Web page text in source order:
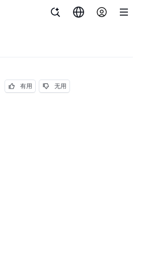
有用 无用